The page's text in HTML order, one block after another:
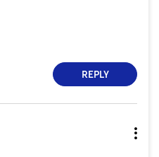
REPLY